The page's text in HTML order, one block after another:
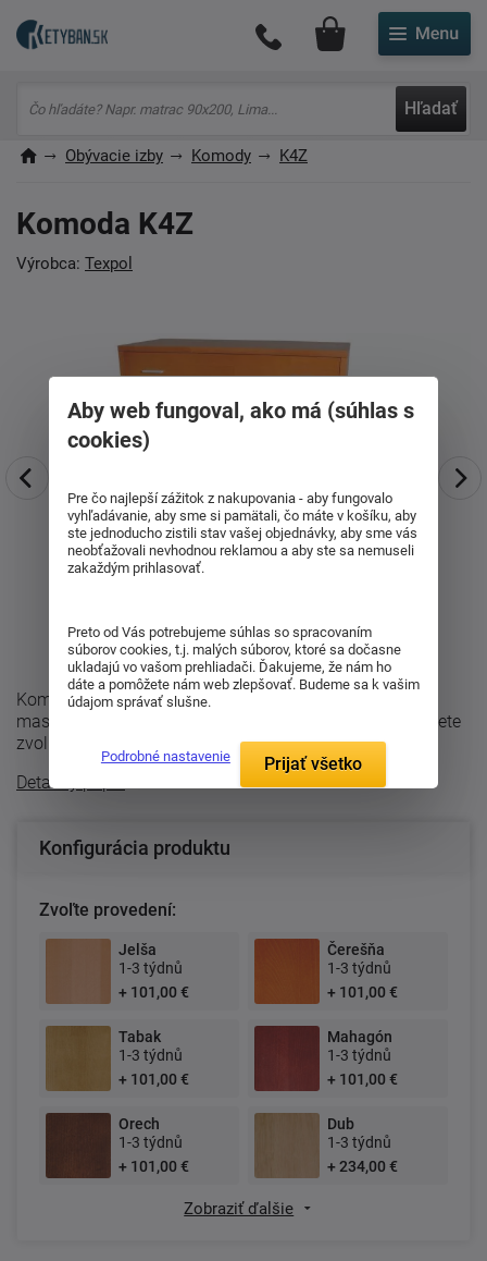
Hľadať
Môj účet
Obývacie izby Komody K4Z
Komoda K4Z
Výrobca: Texpol
Komoda K 4Z je vyrobená z dubového alebo bukového
masívu a obsahuje 4 veľké zásuvky. Pri komode si môžete
zvoliť drevené alebo kovové ...
Detailný popis
Konfigurácia produktu
Zvoľte provedení:
Jelša
1-3 týdnů
+ 101,00 €
Čerešňa
1-3 týdnů
+ 101,00 €
Tabak
1-3 týdnů
+ 101,00 €
Mahagón
1-3 týdnů
+ 101,00 €
Orech
1-3 týdnů
+ 101,00 €
Dub
1-3 týdnů
+ 234,00 €
Zobraziť ďalšie
Aby web fungoval, ako má (súhlas s
cookies)
Pre čo najlepší zážitok z nakupovania - aby fungovalo
vyhľadávanie, aby sme si pamätali, čo máte v košíku, aby
ste jednoducho zistili stav vašej objednávky, aby sme vás
neobťažovali nevhodnou reklamou a aby ste sa nemuseli
zakaždým prihlasovať.
Preto od Vás potrebujeme súhlas so spracovaním
súborov cookies, t.j. malých súborov, ktoré sa dočasne
ukladajú vo vašom prehliadači. Ďakujeme, že nám ho
dáte a pomôžete nám web zlepšovať. Budeme sa k vašim
údajom správať slušne.
Podrobné nastavenie Prijať všetko